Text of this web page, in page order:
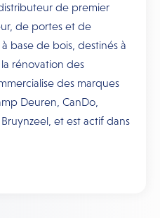
de premier
de portes et de
base de bois, destinés à
rénovation des
des marques
Deuren, CanDo,
et est actif dans